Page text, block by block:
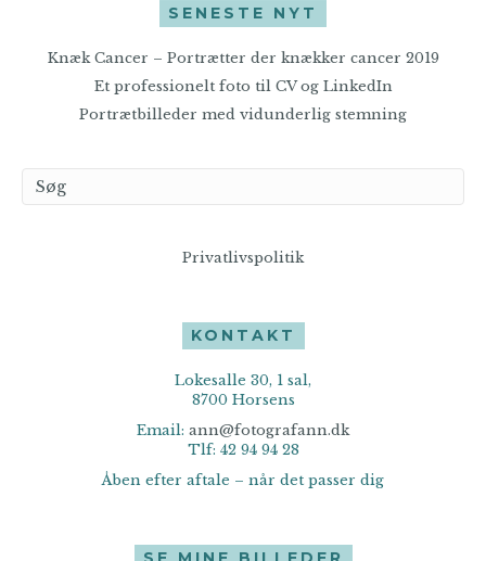
SENESTE NYT
Knæk Cancer – Portrætter der knækker cancer 2019
Et professionelt foto til CV og LinkedIn
Portrætbilleder med vidunderlig stemning
Privatlivspolitik
KONTAKT
Lokesalle 30, 1 sal,
8700 Horsens
Email: ann@fotografann.dk
Tlf: 42 94 94 28
Åben efter aftale – når det passer dig